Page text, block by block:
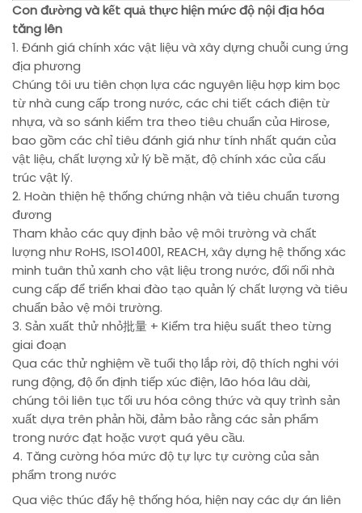
Con đường và kết quả thực hiện mức độ nội địa hóa
tăng lên
1. Đánh giá chính xác vật liệu và xây dựng chuỗi cung ứng
địa phương
Chúng tôi ưu tiên chọn lựa các nguyên liệu hợp kim bọc
từ nhà cung cấp trong nước, các chi tiết cách điện từ
nhựa, và so sánh kiểm tra theo tiêu chuẩn của Hirose,
bao gồm các chỉ tiêu đánh giá như tính nhất quán của
vật liệu, chất lượng xử lý bề mặt, độ chính xác của cấu
trúc vật lý.
2. Hoàn thiện hệ thống chứng nhận và tiêu chuẩn tương
đương
Tham khảo các quy định bảo vệ môi trường và chất
lượng như RoHS, ISO14001, REACH, xây dựng hệ thống xác
minh tuân thủ xanh cho vật liệu trong nước, đối nối nhà
cung cấp để triển khai đào tạo quản lý chất lượng và tiêu
chuẩn bảo vệ môi trường.
3. Sản xuất thử nhỏ批量 + Kiểm tra hiệu suất theo từng
giai đoạn
Qua các thử nghiệm về tuổi thọ lắp rời, độ thích nghi với
rung động, độ ổn định tiếp xúc điện, lão hóa lâu dài,
chúng tôi liên tục tối ưu hóa công thức và quy trình sản
xuất dựa trên phản hồi, đảm bảo rằng các sản phẩm
trong nước đạt hoặc vượt quá yêu cầu.
4. Tăng cường hóa mức độ tự lực tự cường của sản
phẩm trong nước
Qua việc thúc đẩy hệ thống hóa, hiện nay các dự án liên